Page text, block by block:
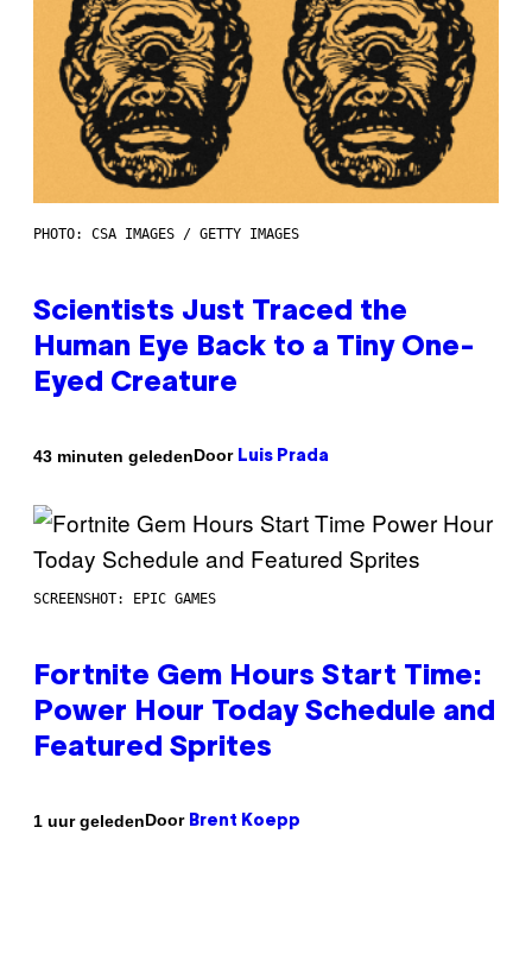
PHOTO: CSA IMAGES / GETTY IMAGES
Scientists Just Traced the
Human Eye Back to a Tiny One-
Eyed Creature
43 minuten geledenDoor Luis Prada
SCREENSHOT: EPIC GAMES
Fortnite Gem Hours Start Time:
Power Hour Today Schedule and
Featured Sprites
1 uur geledenDoor Brent Koepp